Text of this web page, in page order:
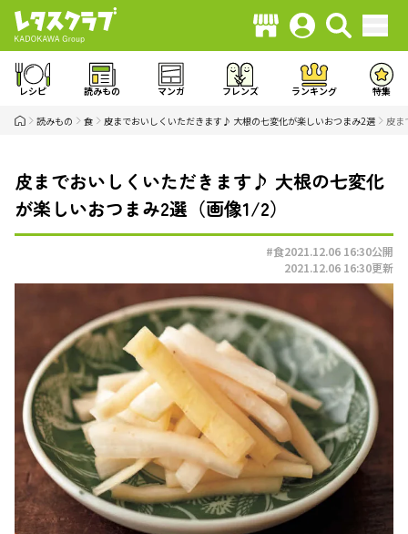
レシピ 読みもの マンガ フレンズ ランキング 特集
読みもの 食 皮までおいしくいただきます♪ 大根の七変化が楽しいおつまみ2選 皮ま
皮までおいしくいただきます♪ 大根の七変化
が楽しいおつまみ2選（画像1/2）
#食2021.12.06 16:30公開
2021.12.06 16:30更新